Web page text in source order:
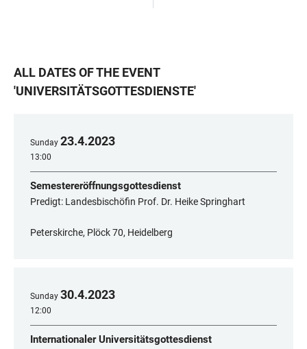
ALL DATES OF THE EVENT
'UNIVERSITÄTSGOTTESDIENSTE'
Sunday 23.4.2023
13:00
Semestereröffnungsgottesdienst
Predigt: Landesbischöfin Prof. Dr. Heike Springhart
Peterskirche, Plöck 70, Heidelberg
Sunday 30.4.2023
12:00
Internationaler Universitätsgottesdienst